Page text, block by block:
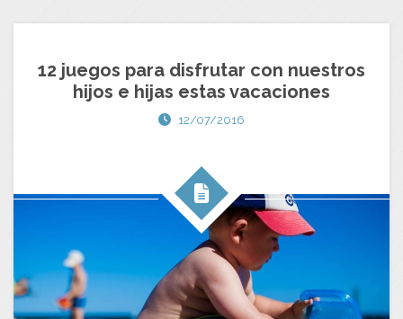
12 juegos para disfrutar con nuestros
hijos e hijas estas vacaciones
12/07/2016